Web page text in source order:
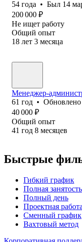
54 года • Был 14
200 000 ₽
Не ищет работу
Общий опыт
18 лет 3 месяца
Менеджер-
61 год • Обновлено
40 000 ₽
Общий опыт
41 год 8 месяцев
Быстрые
Гибкий график
Полная занятость
Полный день
Проектная работа
Сменный график
Вахтовый метод